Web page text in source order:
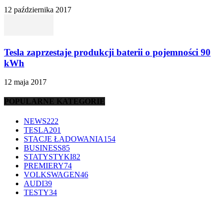
12 października 2017
Tesla zaprzestaje produkcji baterii o pojemności 90
kWh
12 maja 2017
POPULARNE KATEGORIE
NEWS222
TESLA201
STACJE ŁADOWANIA154
BUSINESS85
STATYSTYKI82
PREMIERY74
VOLKSWAGEN46
AUDI39
TESTY34